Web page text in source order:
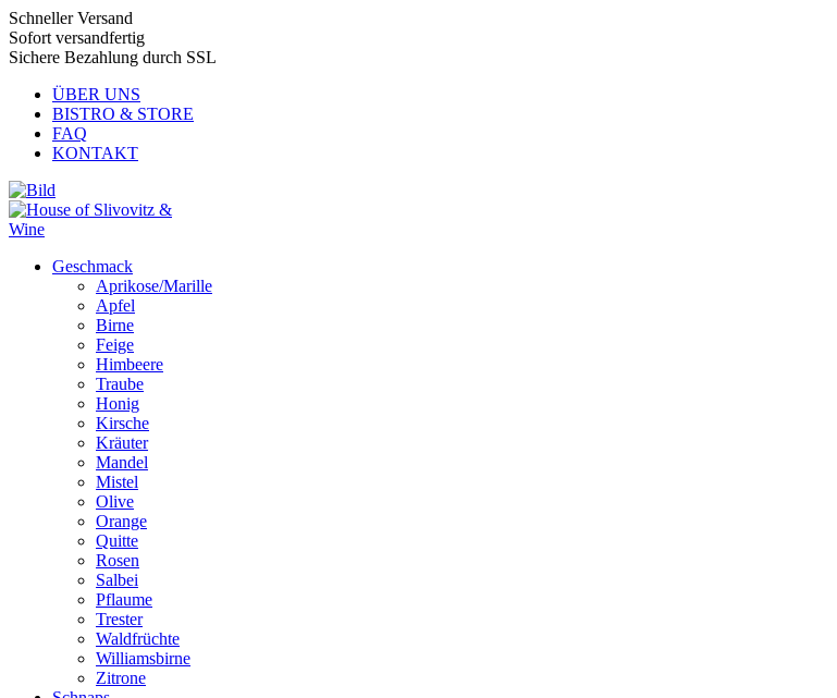
Schneller Versand
Sofort versandfertig
Sichere Bezahlung durch SSL
ÜBER UNS
BISTRO & STORE
FAQ
KONTAKT
Geschmack
Aprikose/Marille
Apfel
Birne
Feige
Himbeere
Traube
Honig
Kirsche
Kräuter
Mandel
Mistel
Olive
Orange
Quitte
Rosen
Salbei
Pflaume
Trester
Waldfrüchte
Williamsbirne
Zitrone